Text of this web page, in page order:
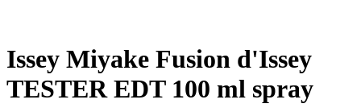
Issey Miyake Fusion d'Issey
TESTER EDT 100 ml spray